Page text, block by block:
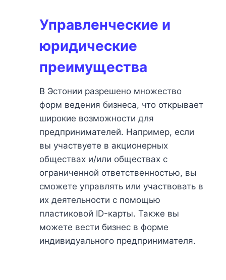
Управленческие и
юридические
преимущества
В Эстонии разрешено множество
форм ведения бизнеса, что открывает
широкие возможности для
предпринимателей. Например, если
вы участвуете в акционерных
обществах и/или обществах с
ограниченной ответственностью, вы
сможете управлять или участвовать в
их деятельности с помощью
пластиковой ID-карты. Также вы
можете вести бизнес в форме
индивидуального предпринимателя.